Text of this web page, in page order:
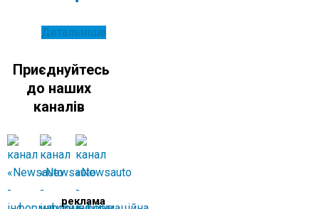
Детальніше
Приєднуйтесь
до наших
каналів
реклама